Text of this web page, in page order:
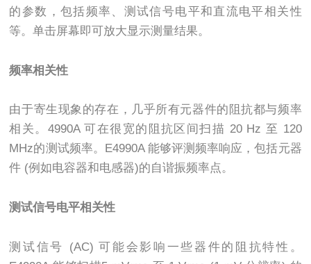
的参数，包括频率、测试信号电平和直流电平相关性
等。单击屏幕即可放大显示测量结果。
频率相关性
由于寄生现象的存在，几乎所有元器件的阻抗都与频率
相关。 4990A 可在很宽的阻抗区间扫描 20 Hz 至 120
MHz的测试频率。 E4990A 能够评测频率响应，包括元器
件 (例如电容器和电感器)的自谐振频率点。
测试信号电平相关性
测试信号 (AC)可能会影响一些器件的阻抗特性。